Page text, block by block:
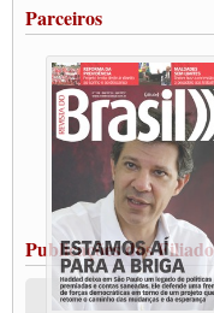
Vacina Já: Lockdown de 24
Condutores de Guarulhos
Paralisação dos Caminhoneiros
Rio Grande
Caminhoneiros bloqueiam duas
Modal-Live #13 Aumento da
Trabalhadora em Tempos de
MODAL-LIVE#12
CLASSE TRABALHADORA
MODAL-LIVE#11
JUVENTUDE DO
Parceiros
Publicações dos